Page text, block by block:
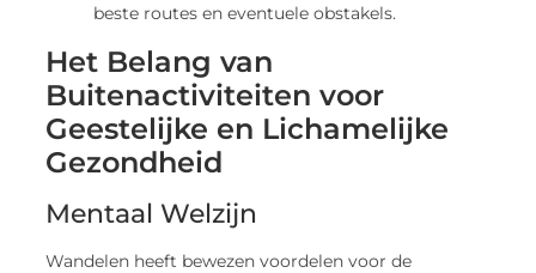
beste routes en eventuele obstakels.
Het Belang van
Buitenactiviteiten voor
Geestelijke en Lichamelijke
Gezondheid
Mentaal Welzijn
Wandelen heeft bewezen voordelen voor de